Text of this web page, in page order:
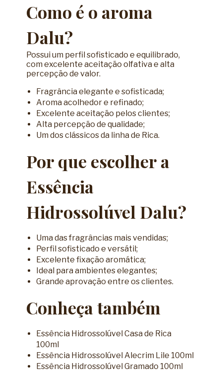
Como é o aroma
Dalu?
Possui um perfil sofisticado e equilibrado,
com excelente aceitação olfativa e alta
percepção de valor.
Fragrância elegante e sofisticada;
Aroma acolhedor e refinado;
Excelente aceitação pelos clientes;
Alta percepção de qualidade;
Um dos clássicos da linha de Rica.
Por que escolher a
Essência
Hidrossolúvel Dalu?
Uma das fragrâncias mais vendidas;
Perfil sofisticado e versátil;
Excelente fixação aromática;
Ideal para ambientes elegantes;
Grande aprovação entre os clientes.
Conheça também
Essência Hidrossolúvel Casa de Rica
100ml
Essência Hidrossolúvel Alecrim Lile 100ml
Essência Hidrossolúvel Gramado 100ml